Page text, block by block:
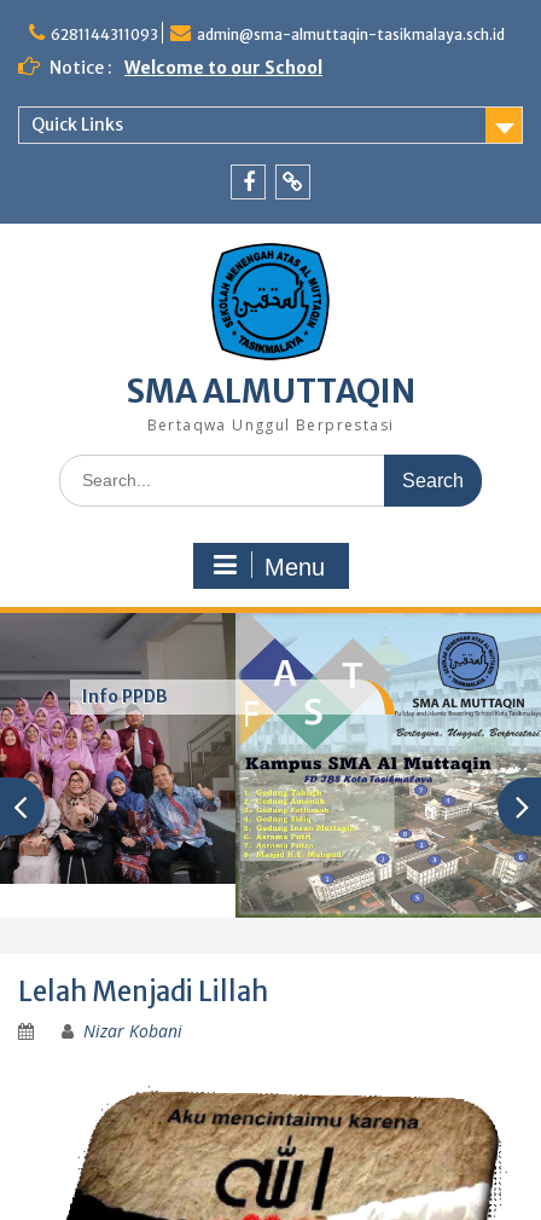
content
6281144311093 admin@sma-almuttaqin-tasikmalaya.sch.id
Notice : Welcome to our School
Quick Links
SMA ALMUTTAQIN
Bertaqwa Unggul Berprestasi
Search
for:
Menu
Info PPDB
Lelah Menjadi Lillah
Nizar Kobani